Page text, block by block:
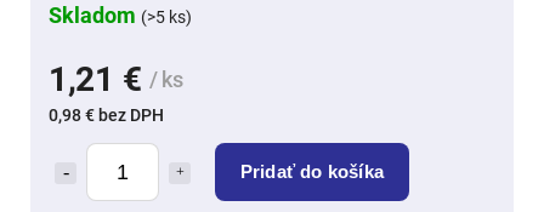
1,21 € / ks
0,98 € bez DPH
Pridať do košíka
Skladom (>5 ks)